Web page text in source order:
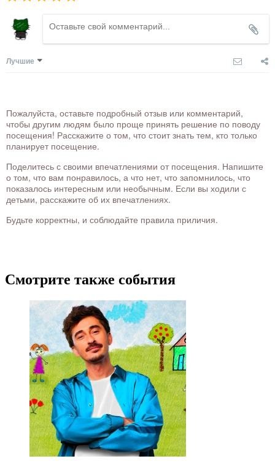
Лучшие
Пожалуйста, оставьте подробный отзыв или комментарий,
чтобы другим людям было проще принять решение по поводу
посещения! Расскажите о том, что стоит знать тем, кто только
планирует посещение.
Поделитесь с своими впечатлениями от посещения. Напишите
о том, что вам понравилось, а что нет, что запомнилось, что
показалось интересным или необычным. Если вы ходили с
детьми, расскажите об их впечатлениях.
Будьте корректны, и соблюдайте правила приличия.
Смотрите также события